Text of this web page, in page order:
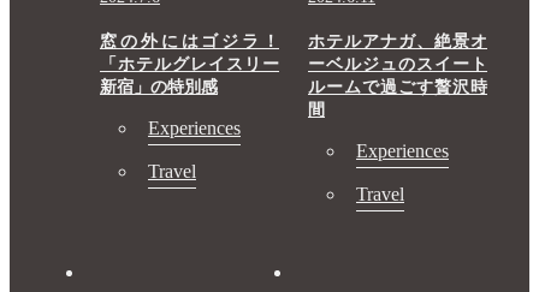
窓の外にはゴジラ！
「ホテルグレイスリー
新宿」の特別感
Experiences
Travel
ホテルアナガ、絶景オ
ーベルジュのスイート
ルームで過ごす贅沢時
間
Experiences
Travel